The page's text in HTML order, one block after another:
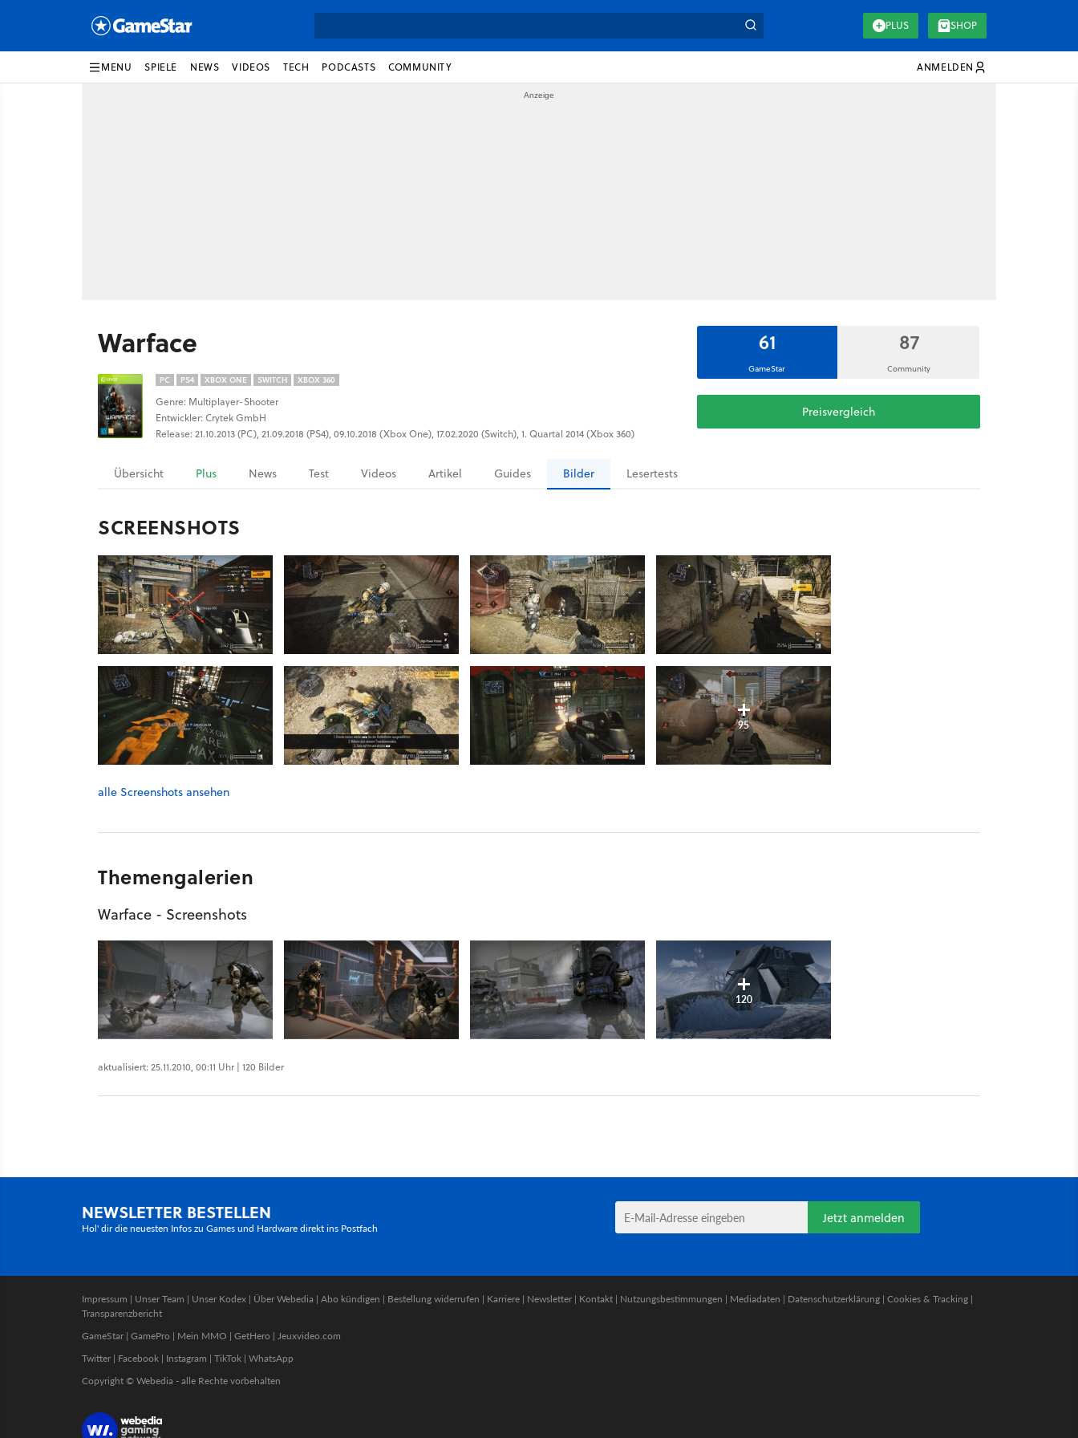
PLUS SHOP
MENU SPIELE NEWS VIDEOS TECH PODCASTS COMMUNITY ANMELDEN
Warface
PC PS4 XBOX ONE SWITCH XBOX 360
Genre: Multiplayer-Shooter
Entwickler: Crytek GmbH
Release: 21.10.2013 (PC), 21.09.2018 (PS4), 09.10.2018 (Xbox One), 17.02.2020 (Switch), 1. Quartal 2014 (Xbox 360)
61
GameStar
87
Community
Preisvergleich
Übersicht Plus News Test Videos Artikel Guides Bilder Lesertests
SCREENSHOTS
95
alle Screenshots ansehen
Themengalerien
Warface - Screenshots
120
aktualisiert: 25.11.2010, 00:11 Uhr | 120 Bilder
NEWSLETTER BESTELLEN
Hol' dir die neuesten Infos zu Games und Hardware direkt ins Postfach
Jetzt anmelden
Impressum | Unser Team | Unser Kodex | Über Webedia | Abo kündigen | Bestellung widerrufen | Karriere | Newsletter | Kontakt | Nutzungsbestimmungen | Mediadaten | Datenschutzerklärung | Cookies & Tracking |
Transparenzbericht
GameStar | GamePro | Mein MMO | GetHero | Jeuxvideo.com
Twitter | Facebook | Instagram | TikTok | WhatsApp
Copyright © Webedia - alle Rechte vorbehalten